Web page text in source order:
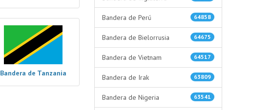
Bandera de Tanzania
64858
Bandera de Perú
64675
Bandera de Bielorrusia
64517
Bandera de Vietnam
63809
Bandera de Irak
63541
Bandera de Nigeria